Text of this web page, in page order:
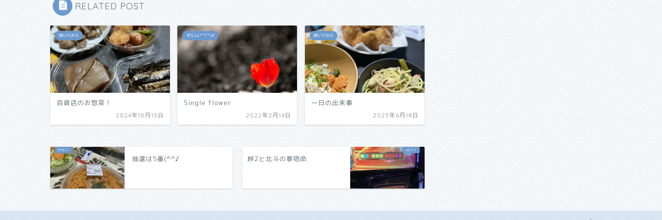
RELATED POST
呟いてみた
百貨店のお惣菜！
2024年10月13日
ポエム(*'▽'*)♪
Single flower
2022年2月14日
呟いてみた
一日の出来事
2025年6月18日
抽選は5番(^^♪ 絆2と北斗の拳宿命